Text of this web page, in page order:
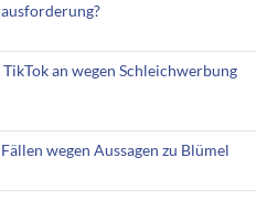
an wegen Schleichwerbung
wegen Aussagen zu Blümel